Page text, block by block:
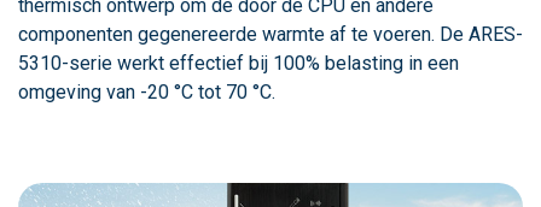
thermisch ontwerp om de door de CPU en andere
componenten gegenereerde warmte af te voeren. De ARES-
5310-serie werkt effectief bij 100% belasting in een
omgeving van -20 °C tot 70 °C.